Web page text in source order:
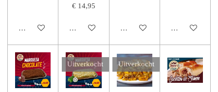
In winkelwagen
€ 14,95
Houd mij op de hoogteIn winkelwagen In
Uitverkocht Uitverkocht